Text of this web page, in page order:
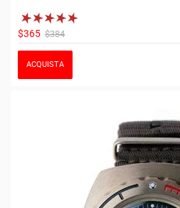
$365 $384
ACQUISTA